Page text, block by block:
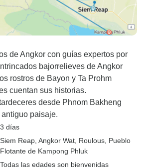
de Angkor con guías expertos por
bajorrelieves de Angkor
rostros de Bayon y Ta Prohm
cuentan sus historias.
desde Phnom Bakheng
paisaje.
3 días
Siem Reap , Angkor Wat , Roulous , Pueblo
Flotante de Kampong Phluk
Todas las edades son bienvenidas